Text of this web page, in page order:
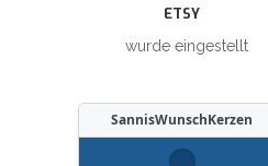
ETSY
wurde eingestellt
SannisWunschKerzen